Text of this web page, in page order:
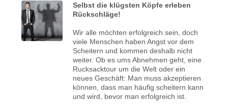
Selbst die klügsten Köpfe erleben
Rückschläge!
Wir alle möchten erfolgreich sein, doch
viele Menschen haben Angst vor dem
Scheitern und kommen deshalb nicht
weiter. Ob es ums Abnehmen geht, eine
Rucksacktour um die Welt oder ein
neues Geschäft: Man muss akzeptieren
können, dass man häufig scheitern kann
und wird, bevor man erfolgreich ist.